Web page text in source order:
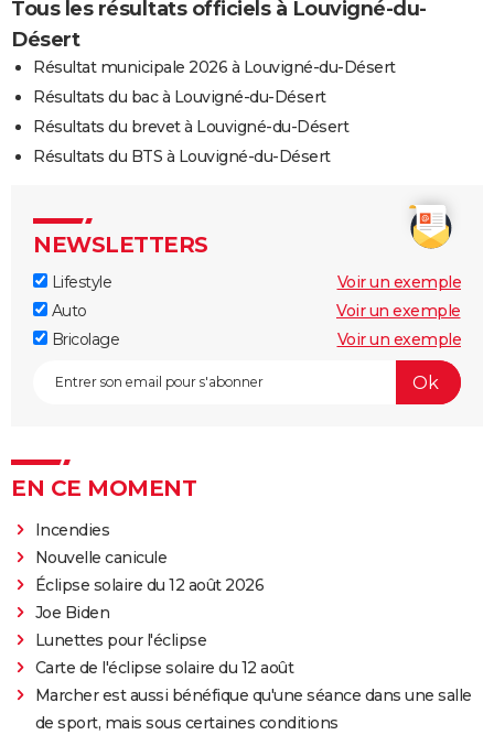
Tous les résultats officiels à Louvigné-du-
Désert
Résultat municipale 2026 à Louvigné-du-Désert
Résultats du bac à Louvigné-du-Désert
Résultats du brevet à Louvigné-du-Désert
Résultats du BTS à Louvigné-du-Désert
NEWSLETTERS
Lifestyle
Voir un exemple
Auto
Voir un exemple
Bricolage
Voir un exemple
EN CE MOMENT
Incendies
Nouvelle canicule
Éclipse solaire du 12 août 2026
Joe Biden
Lunettes pour l'éclipse
Carte de l'éclipse solaire du 12 août
Marcher est aussi bénéfique qu'une séance dans une salle
de sport, mais sous certaines conditions